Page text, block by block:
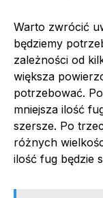
Warto zwrócić
będziemy
zależności od
większa
potrzebować.
mniejsza ilość
szersze. Po
różnych
ilość fug będzie